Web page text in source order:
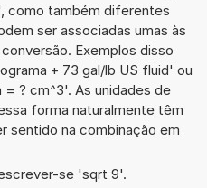
como também diferentes
ser associadas umas às
Exemplos disso
+ 73 gal/lb US fluid' ou
? cm^3'. As unidades de
forma naturalmente têm
sentido na combinação em
se 'sqrt 9'.